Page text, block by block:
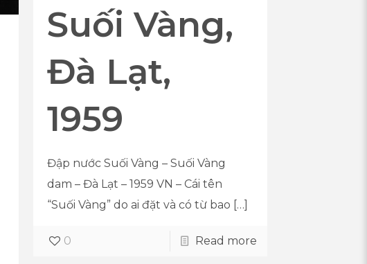
Suối Vàng,
Đà Lạt,
1959
Đập nước Suối Vàng – Suối Vàng
dam – Đà Lạt – 1959 VN – Cái tên
“Suối Vàng” do ai đặt và có từ bao […]
0 Read more